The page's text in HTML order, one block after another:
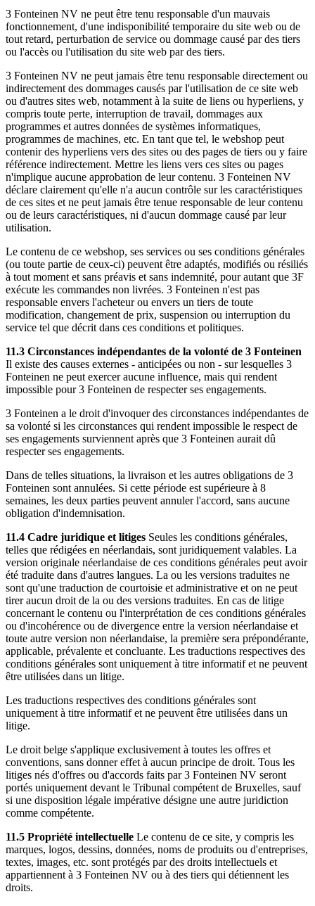
3 Fonteinen NV ne peut être tenu responsable d'un mauvais
fonctionnement, d'une indisponibilité temporaire du site web ou de
tout retard, perturbation de service ou dommage causé par des tiers
ou l'accès ou l'utilisation du site web par des tiers.
3 Fonteinen NV ne peut jamais être tenu responsable directement ou
indirectement des dommages causés par l'utilisation de ce site web
ou d'autres sites web, notamment à la suite de liens ou hyperliens, y
compris toute perte, interruption de travail, dommages aux
programmes et autres données de systèmes informatiques,
programmes de machines, etc. En tant que tel, le webshop peut
contenir des hyperliens vers des sites ou des pages de tiers ou y faire
référence indirectement. Mettre les liens vers ces sites ou pages
n'implique aucune approbation de leur contenu. 3 Fonteinen NV
déclare clairement qu'elle n'a aucun contrôle sur les caractéristiques
de ces sites et ne peut jamais être tenue responsable de leur contenu
ou de leurs caractéristiques, ni d'aucun dommage causé par leur
utilisation.
Le contenu de ce webshop, ses services ou ses conditions générales
(ou toute partie de ceux-ci) peuvent être adaptés, modifiés ou résiliés
à tout moment et sans préavis et sans indemnité, pour autant que 3F
exécute les commandes non livrées. 3 Fonteinen n'est pas
responsable envers l'acheteur ou envers un tiers de toute
modification, changement de prix, suspension ou interruption du
service tel que décrit dans ces conditions et politiques.
11.3 Circonstances indépendantes de la volonté de 3 Fonteinen
Il existe des causes externes - anticipées ou non - sur lesquelles 3
Fonteinen ne peut exercer aucune influence, mais qui rendent
impossible pour 3 Fonteinen de respecter ses engagements.
3 Fonteinen a le droit d'invoquer des circonstances indépendantes de
sa volonté si les circonstances qui rendent impossible le respect de
ses engagements surviennent après que 3 Fonteinen aurait dû
respecter ses engagements.
Dans de telles situations, la livraison et les autres obligations de 3
Fonteinen sont annulées. Si cette période est supérieure à 8
semaines, les deux parties peuvent annuler l'accord, sans aucune
obligation d'indemnisation.
11.4 Cadre juridique et litiges Seules les conditions générales,
telles que rédigées en néerlandais, sont juridiquement valables. La
version originale néerlandaise de ces conditions générales peut avoir
été traduite dans d'autres langues. La ou les versions traduites ne
sont qu'une traduction de courtoisie et administrative et on ne peut
tirer aucun droit de la ou des versions traduites. En cas de litige
concernant le contenu ou l'interprétation de ces conditions générales
ou d'incohérence ou de divergence entre la version néerlandaise et
toute autre version non néerlandaise, la première sera prépondérante,
applicable, prévalente et concluante. Les traductions respectives des
conditions générales sont uniquement à titre informatif et ne peuvent
être utilisées dans un litige.
Les traductions respectives des conditions générales sont
uniquement à titre informatif et ne peuvent être utilisées dans un
litige.
Le droit belge s'applique exclusivement à toutes les offres et
conventions, sans donner effet à aucun principe de droit. Tous les
litiges nés d'offres ou d'accords faits par 3 Fonteinen NV seront
portés uniquement devant le Tribunal compétent de Bruxelles, sauf
si une disposition légale impérative désigne une autre juridiction
comme compétente.
11.5 Propriété intellectuelle Le contenu de ce site, y compris les
marques, logos, dessins, données, noms de produits ou d'entreprises,
textes, images, etc. sont protégés par des droits intellectuels et
appartiennent à 3 Fonteinen NV ou à des tiers qui détiennent les
droits.